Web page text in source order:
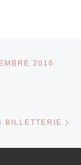
2016
BILLETTERIE